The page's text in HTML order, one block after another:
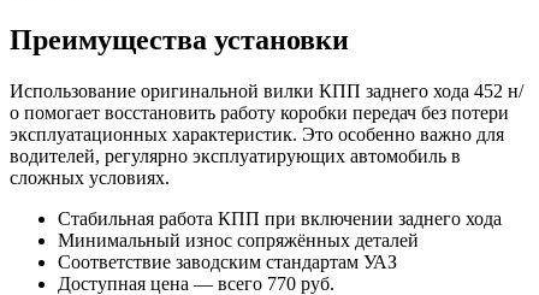
Преимущества установки
Использование оригинальной вилки КПП заднего хода 452 н/
о помогает восстановить работу коробки передач без потери
эксплуатационных характеристик. Это особенно важно для
водителей, регулярно эксплуатирующих автомобиль в
сложных условиях.
Стабильная работа КПП при включении заднего хода
Минимальный износ сопряжённых деталей
Соответствие заводским стандартам УАЗ
Доступная цена — всего 770 руб.